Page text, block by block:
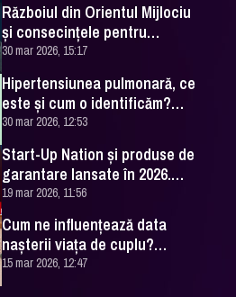
Războiul din Orientul Mijlociu
și consecințele pentru
România. Excelența Sa Ovidiu
Dranga, interviu
30 mar 2026, 15:17
Hipertensiunea pulmonară, ce
este și cum o identificăm?
Explicațiile unui medic
specialist
30 mar 2026, 12:53
Start-Up Nation și produse de
garantare lansate în 2026.
Cătălin Leonte (FNGCIMM), la
DC News
19 mar 2026, 11:56
Cum ne influențează data
nașterii viața de cuplu?
Numerologul Romeo Popescu
are explicațiile
15 mar 2026, 12:47